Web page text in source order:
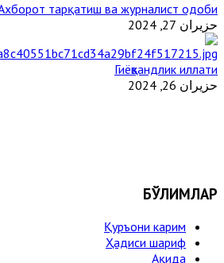
тарқатиш ва журналист одоби
حزيران 27, 2024
Гиёҳвандлик иллати
حزيران 26, 2024
БЎЛИМЛАР
Қуръони карим
Ҳадиси шариф
Ақида